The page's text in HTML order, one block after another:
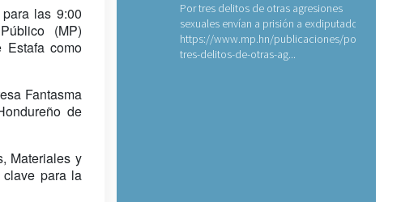
las 9:00
(MP)
como
Fantasma
de
Materiales y
clave para la
Por tres delitos de otras agresiones
sexuales envían a prisión a exdiputado
https://www.mp.hn/publicaciones/por-
tres-delitos-de-otras-ag...